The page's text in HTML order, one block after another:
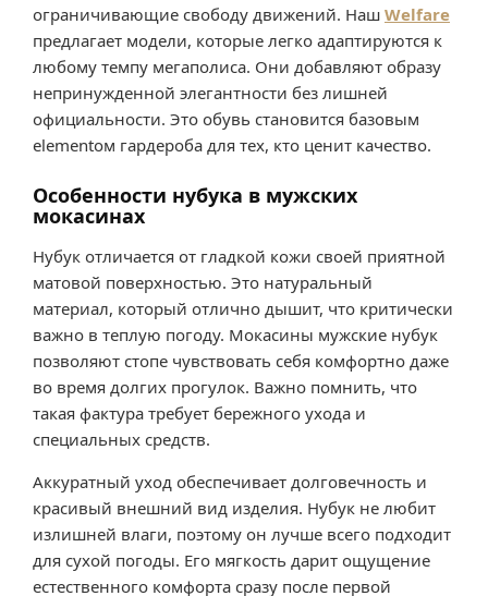
ограничивающие свободу движений. Наш Welfare
предлагает модели, которые легко адаптируются к
любому темпу мегаполиса. Они добавляют образу
непринужденной элегантности без лишней
официальности. Это обувь становится базовым
elementом гардероба для тех, кто ценит качество.
Особенности нубука в мужских
мокасинах
Нубук отличается от гладкой кожи своей приятной
матовой поверхностью. Это натуральный
материал, который отлично дышит, что критически
важно в теплую погоду. Мокасины мужские нубук
позволяют стопе чувствовать себя комфортно даже
во время долгих прогулок. Важно помнить, что
такая фактура требует бережного ухода и
специальных средств.
Аккуратный уход обеспечивает долговечность и
красивый внешний вид изделия. Нубук не любит
излишней влаги, поэтому он лучше всего подходит
для сухой погоды. Его мягкость дарит ощущение
естественного комфорта сразу после первой